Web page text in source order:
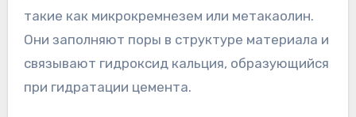
такие как микрокремнезем или метакаолин.
Они заполняют поры в структуре материала и
связывают гидроксид кальция, образующийся
при гидратации цемента.